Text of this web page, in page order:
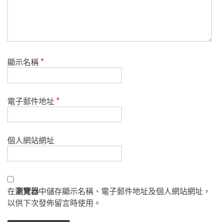
顯示名稱*
電子郵件地址*
個人網站網址
在瀏覽器中儲存顯示名稱、電子郵件地址及個人網站網址，
以供下次發佈留言時使用。